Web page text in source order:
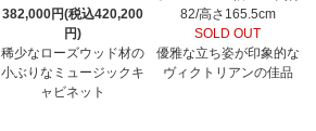
382,000円(税込420,200
円)
稀少なローズウッド材の
小ぶりなミュージックキ
ャビネット
82/高さ165.5cm
SOLD OUT
優雅な立ち姿が印象的な
ヴィクトリアンの佳品